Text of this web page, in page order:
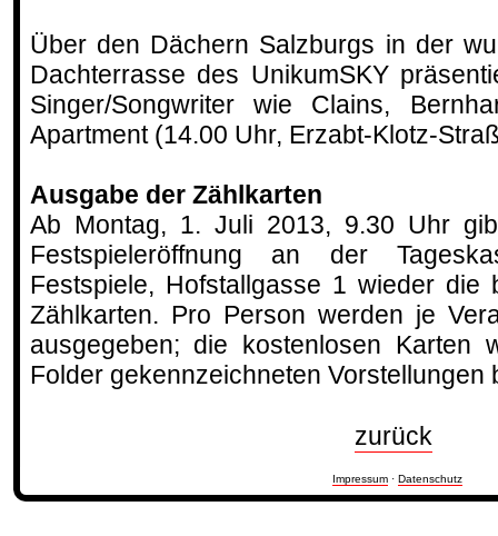
Über den Dächern Salzburgs in der
Dachterrasse des UnikumSKY
Singer/Songwriter wie Clains,
Apartment (14.00 Uhr, Erzabt-Klotz-
Ausgabe der Zählkarten
Ab Montag, 1. Juli 2013, 9.30 Uhr
Festspieleröffnung an der
Festspiele, Hofstallgasse 1 wieder die
Zählkarten. Pro Person werden je
ausgegeben; die kostenlosen Karten
Folder gekennzeichneten Vorstellungen
zurück
Impressum · Datenschutz